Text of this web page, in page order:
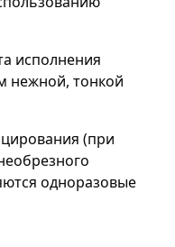
исполнения
нежной, тонкой
(при
одноразовые